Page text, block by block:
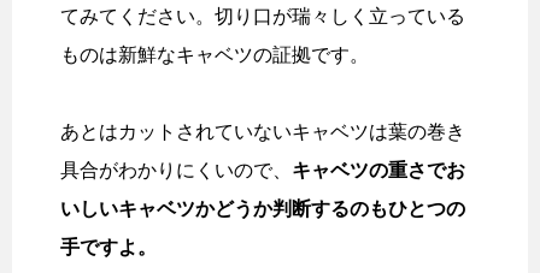
てみてください。切り口が瑞々しく立っている
ものは新鮮なキャベツの証拠です。
あとはカットされていないキャベツは葉の巻き
具合がわかりにくいので、 キャベツの重さでお
いしいキャベツかどうか判断するのもひとつの
手ですよ。